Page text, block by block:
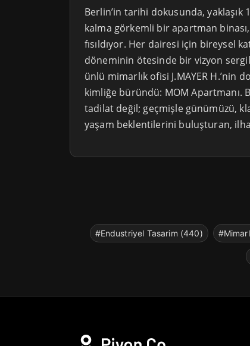
Berlin’in tarihi dokusunda, yaklaşık
kalma görkemli bir apartman
fısıldıyor. Her dairesi için bireysel
döneminin ötesinde bir vizyon
ünlü mimarlık ofisi J.MAYER H.’nin
kimliğe büründü: MOM Apartmanı.
tadilat değil; geçmişle günümüzü,
yaşam beklentilerini buluşturan,
#Endustriyel Tasarim (440)